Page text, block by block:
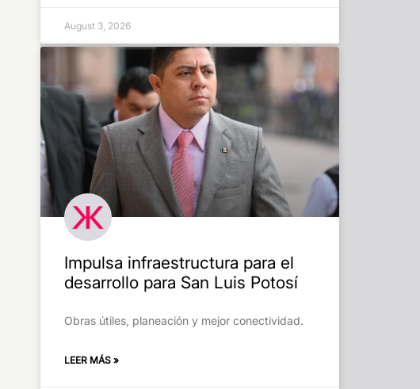
August 3, 2026
Impulsa infraestructura para el
desarrollo para San Luis Potosí
Obras útiles, planeación y mejor conectividad.
LEER MÁS »